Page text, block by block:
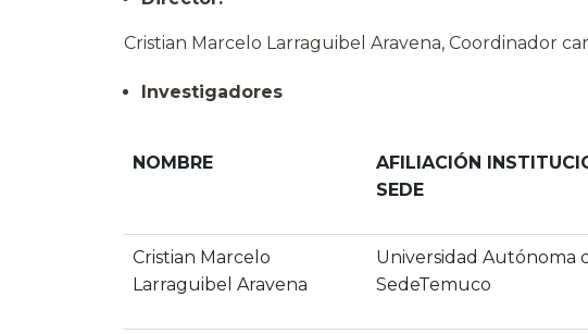
Cristian Marcelo Larraguibel Aravena, Coordinador
Investigadores
NOMBRE
AFILIACIÓN
SEDE
Cristian Marcelo
Larraguibel Aravena
Universidad Autónoma
SedeTemuco